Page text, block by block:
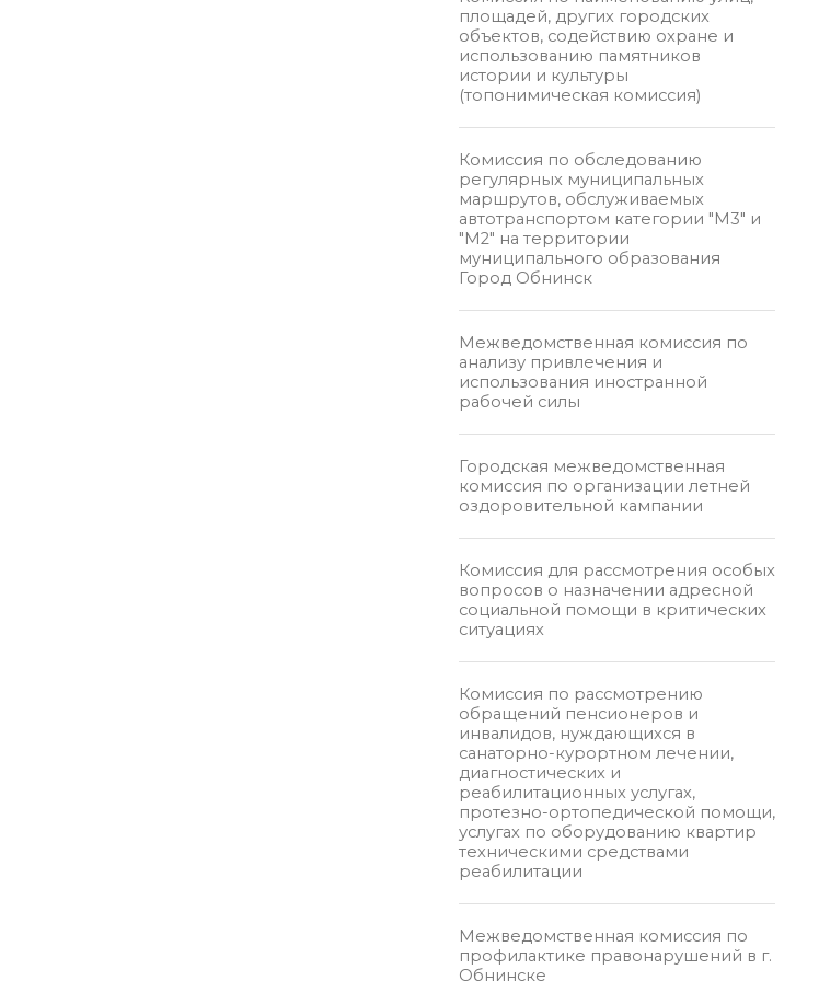
площадей, других городских
объектов, содействию охране и
использованию памятников
истории и культуры
(топонимическая комиссия)
Комиссия по обследованию
регулярных муниципальных
маршрутов, обслуживаемых
автотранспортом категории "М3" и
"М2" на территории
муниципального образования
Город Обнинск
Межведомственная комиссия по
анализу привлечения и
использования иностранной
рабочей силы
Городская межведомственная
комиссия по организации летней
оздоровительной кампании
Комиссия для рассмотрения особых
вопросов о назначении адресной
социальной помощи в критических
ситуациях
Комиссия по рассмотрению
обращений пенсионеров и
инвалидов, нуждающихся в
санаторно-курортном лечении,
диагностических и
реабилитационных услугах,
протезно-ортопедической помощи,
услугах по оборудованию квартир
техническими средствами
реабилитации
Межведомственная комиссия по
профилактике правонарушений в г.
Обнинске